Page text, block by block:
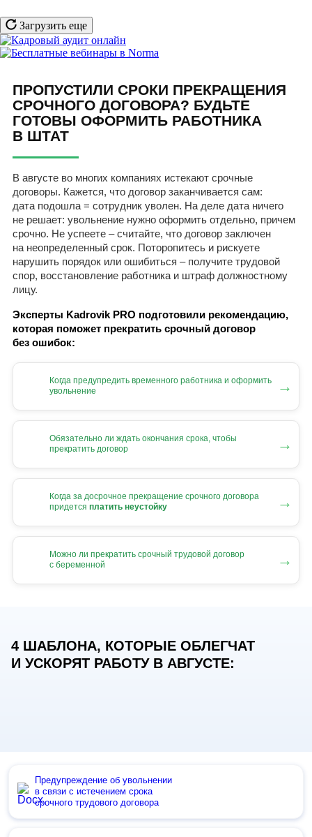
Загрузить еще
ПРОПУСТИЛИ СРОКИ ПРЕКРАЩЕНИЯ
СРОЧНОГО ДОГОВОРА? БУДЬТЕ
ГОТОВЫ ОФОРМИТЬ РАБОТНИКА
В ШТАТ
В августе во многих компаниях истекают срочные
договоры. Кажется, что договор заканчивается сам:
дата подошла = сотрудник уволен. На деле дата ничего
не решает: увольнение нужно оформить отдельно, причем
срочно. Не успеете – считайте, что договор заключен
на неопределенный срок. Поторопитесь и рискуете
нарушить порядок или ошибиться – получите трудовой
спор, восстановление работника и штраф должностному
лицу.
Эксперты Kadrovik PRO подготовили рекомендацию,
которая поможет прекратить срочный договор
без ошибок:
Когда предупредить временного работника и оформить
увольнение
→
Обязательно ли ждать окончания срока, чтобы
прекратить договор
→
Когда за досрочное прекращение срочного договора
придется платить неустойку →
Можно ли прекратить срочный трудовой договор
с беременной
→
4 ШАБЛОНА, КОТОРЫЕ ОБЛЕГЧАТ
И УСКОРЯТ РАБОТУ В АВГУСТЕ:
Предупреждение об увольнении
в связи с истечением срока
срочного трудового договора